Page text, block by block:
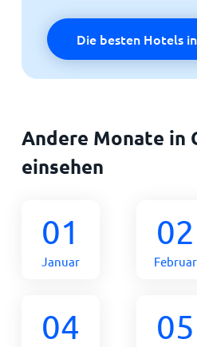
Die besten Hotels
Andere Monate in
einsehen
01
Januar
02
Februar
04 05